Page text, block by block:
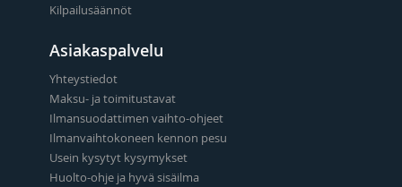
Kilpailusäännöt
Asiakaspalvelu
Yhteystiedot
Maksu- ja toimitustavat
Ilmansuodattimen vaihto-ohjeet
Ilmanvaihtokoneen kennon pesu
Usein kysytyt kysymykset
Huolto-ohje ja hyvä sisäilma